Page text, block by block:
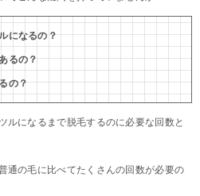
になるの？
るの？
の？
ルになるまで脱毛するのに必要な回数と
通の毛に比べてたくさんの回数が必要の